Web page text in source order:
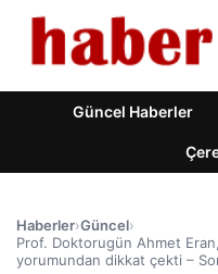
Güncel Haberler
Haberler›Güncel›
Prof. Doktorugün Ahmet
yorumundan dikkat çekti –